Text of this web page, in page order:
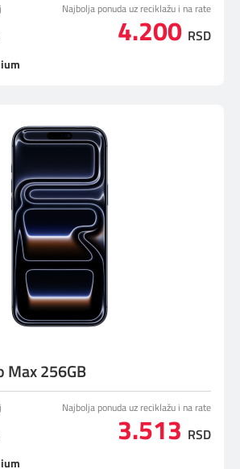
Najbolja ponuda uz reciklažu i na rate
4.200 RSD
Max 256GB
Najbolja ponuda uz reciklažu i na rate
3.513 RSD